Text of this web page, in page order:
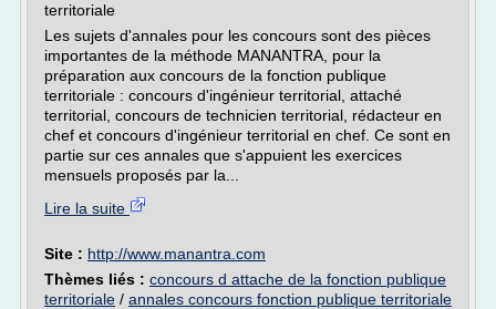
territoriale
Les sujets d'annales pour les concours sont des pièces
importantes de la méthode MANANTRA, pour la
préparation aux concours de la fonction publique
territoriale : concours d'ingénieur territorial, attaché
territorial, concours de technicien territorial, rédacteur en
chef et concours d'ingénieur territorial en chef. Ce sont en
partie sur ces annales que s'appuient les exercices
mensuels proposés par la...
Lire la suite
Site : http://www.manantra.com
Thèmes liés : concours d attache de la fonction publique
territoriale / annales concours fonction publique territoriale